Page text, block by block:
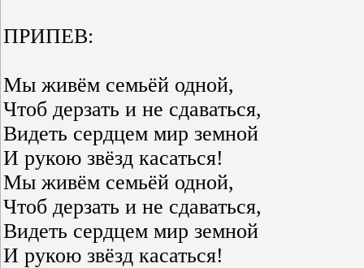
ПРИПЕВ:
Мы живём семьёй одной,
Чтоб дерзать и не сдаваться,
Видеть сердцем мир земной
И рукою звёзд касаться!
Мы живём семьёй одной,
Чтоб дерзать и не сдаваться,
Видеть сердцем мир земной
И рукою звёзд касаться!